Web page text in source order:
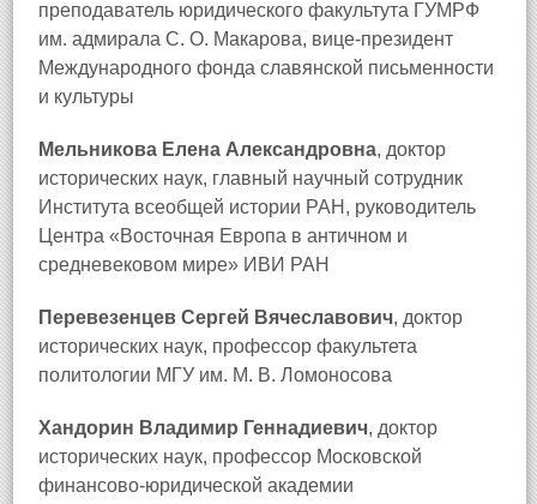
преподаватель юридического факультута ГУМРФ
им. адмирала С. О. Макарова, вице-президент
Международного фонда славянской письменности
и культуры
Мельникова Елена Александровна, доктор
исторических наук, главный научный сотрудник
Института всеобщей истории РАН, руководитель
Центра «Восточная Европа в античном и
средневековом мире» ИВИ РАН
Перевезенцев Сергей Вячеславович, доктор
исторических наук, профессор факультета
политологии МГУ им. М. В. Ломоносова
Хандорин Владимир Геннадиевич, доктор
исторических наук, профессор Московской
финансово-юридической академии